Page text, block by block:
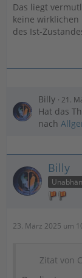
Das liegt
keine
des Ist-
Billy 21.
Hat das
nach
Billy
23. März 2025 um
Zitat von